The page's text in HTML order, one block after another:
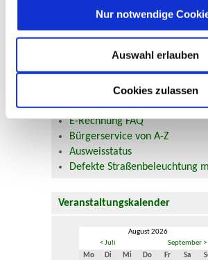
Cookies zulassen
Auswahl erlauben
Nur notwendige
Beurkundung Vaterschaft,
und Unterhalt
Urkundenservice
Online-Service (Serviceportal)
Kontaktformular
Öffnungszeiten
E-Rechnung FAQ
Bürgerservice von A-Z
Ausweisstatus
Defekte Straßenbeleuchtung
Veranstaltungskalender
August 2026
< Juli
September >
Mo
Di Mi Do Fr Sa